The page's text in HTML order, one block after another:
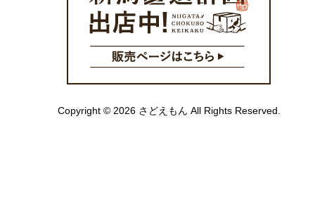
Copyright © 2026 さどえもん All Rights Reserved.